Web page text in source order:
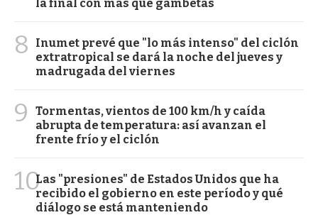
la final con más que gambetas
8
Inumet prevé que "lo más intenso" del ciclón
extratropical se dará la noche del jueves y
madrugada del viernes
9
Tormentas, vientos de 100 km/h y caída
abrupta de temperatura: así avanzan el
frente frío y el ciclón
10Las "presiones" de Estados Unidos que ha
recibido el gobierno en este período y qué
diálogo se está manteniendo